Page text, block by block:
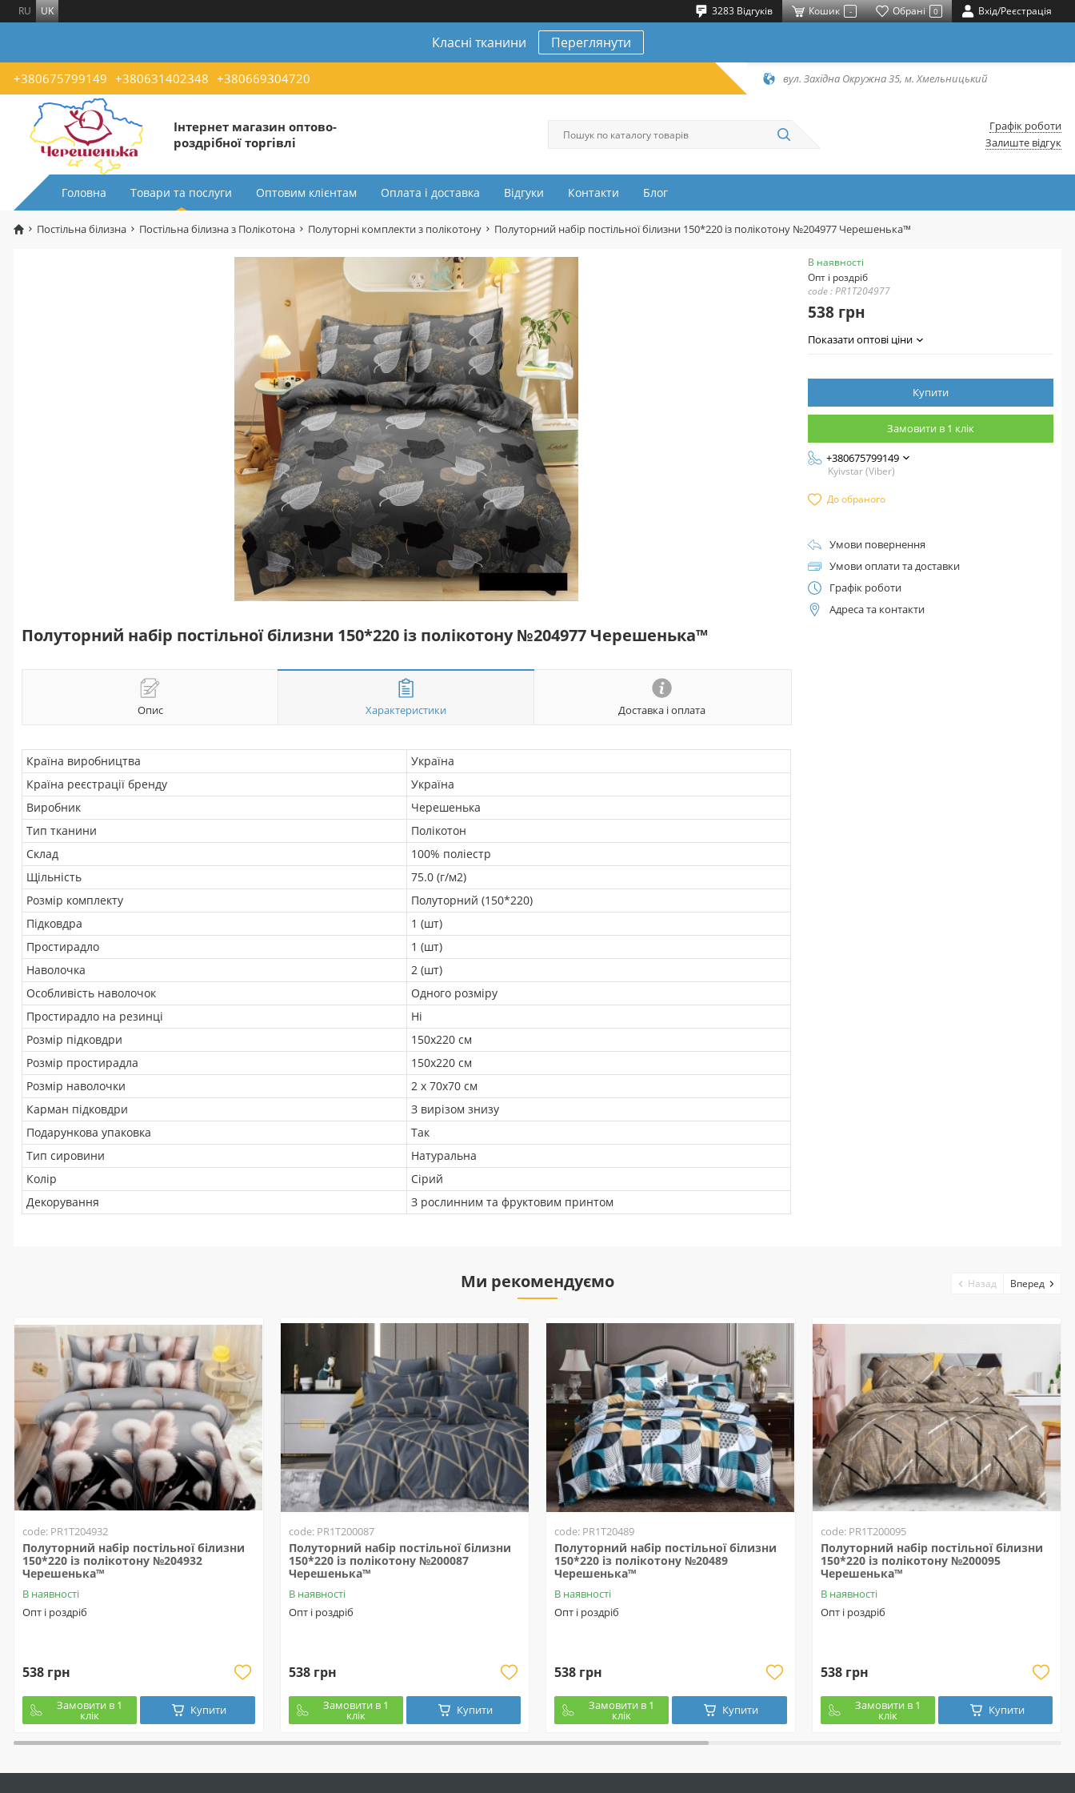
RU UK 3283 Відгуків Кошик - Обрані 0 Вхід/Реєстрація
Класні тканини Переглянути
+380675799149 +380631402348 +380669304720 вул. Західна Окружна 35, м. Хмельницький
Інтернет магазин оптово-
роздрібної торгівлі
Графік роботи
Залиште відгук
Головна Товари та послуги Оптовим клієнтам Оплата і доставка Відгуки Контакти Блог
Постільна білизна Постільна білизна з Полікотона Полуторні комплекти з полікотону Полуторний набір постільної білизни 150*220 із полікотону №204977 Черешенька™
Полуторний набір постільної білизни 150*220 із полікотону №204977 Черешенька™
Опис Характеристики Доставка і оплата
Країна виробництва
Україна
Країна реєстрації бренду
Україна
Виробник
Черешенька
Тип тканини
Полікотон
Склад
100% поліестр
Щільність
75.0 (г/м2)
Розмір комплекту
Полуторний (150*220)
Підковдра
1 (шт)
Простирадло
1 (шт)
Наволочка
2 (шт)
Особливість наволочок
Одного розміру
Простирадло на резинці
Ні
Розмір підковдри
150х220 см
Розмір простирадла
150х220 см
Розмір наволочки
2 х 70х70 см
Карман підковдри
З вирізом знизу
Подарункова упаковка
Так
Тип сировини
Натуральна
Колір
Сірий
Декорування
З рослинним та фруктовим принтом
В наявності
Опт і роздріб
code : PR1T204977
538 грн
Показати оптові ціни
Купити
Замовити в 1 клік
+380675799149
Kyivstar (Viber)
До обраного
Умови повернення
Умови оплати та доставки
Графік роботи
Адреса та контакти
Ми рекомендуємо
code: PR1T204932
Полуторний набір постільної білизни
150*220 із полікотону №204932
Черешенька™
В наявності
Опт і роздріб
538 грн
Замовити в 1
клік Купити
code: PR1T200087
Полуторний набір постільної білизни
150*220 із полікотону №200087
Черешенька™
В наявності
Опт і роздріб
538 грн
Замовити в 1
клік Купити
code: PR1T20489
Полуторний набір постільної білизни
150*220 із полікотону №20489
Черешенька™
В наявності
Опт і роздріб
538 грн
Замовити в 1
клік Купити
code: PR1T200095
Полуторний набір постільної білизни
150*220 із полікотону №200095
Черешенька™
В наявності
Опт і роздріб
538 грн
Замовити в 1
клік Купити
Назад Вперед